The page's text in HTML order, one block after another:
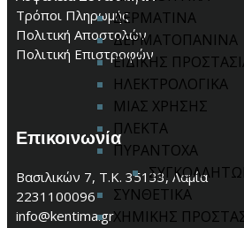
ΔΕΡΜΑΤΙΝΑ
ΔΕΡΜΑΤΟΠΑΝΙΝΑ
ΕΙΔΙΚΗΣ
ΗΛΕΚΤΡΟΛΟΓΙΚΑ
ΜΙΑΣ ΧΡΗΣΗΣ
ΠΛΕΚΤΑ
ΠΥΡΑΝΤΟΧΑ
ΣΥΝΘΕΤΙΚΑ
ΧΗΜΙΚΗΣ
Τρόποι Πληρωμής
Πολιτική Αποστολών
Πολιτική Επιστροφών
Επικοινωνία
Βασιλικών 7, Τ.Κ. 35133, Λαμία
2231100096
info@kentima.gr